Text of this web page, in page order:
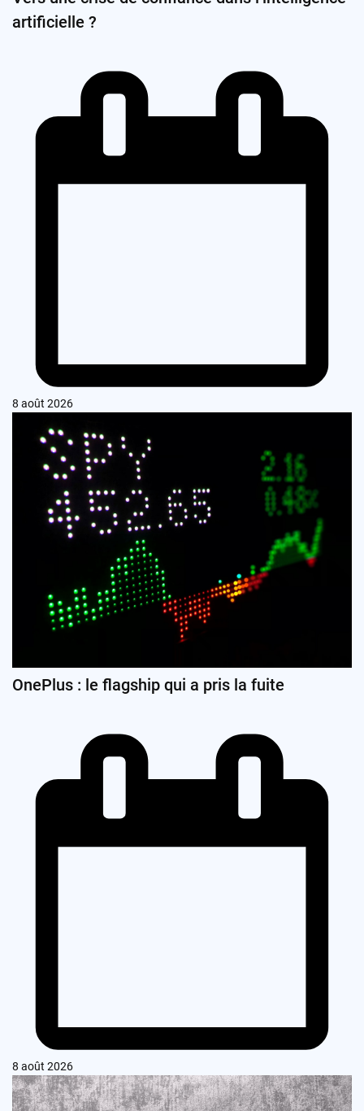
artificielle ?
8 août 2026
OnePlus : le flagship qui a pris la fuite
8 août 2026